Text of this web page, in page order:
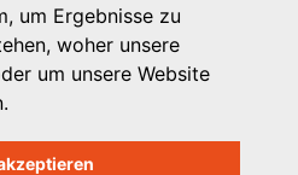
um Ergebnisse zu
woher unsere
um unsere Website